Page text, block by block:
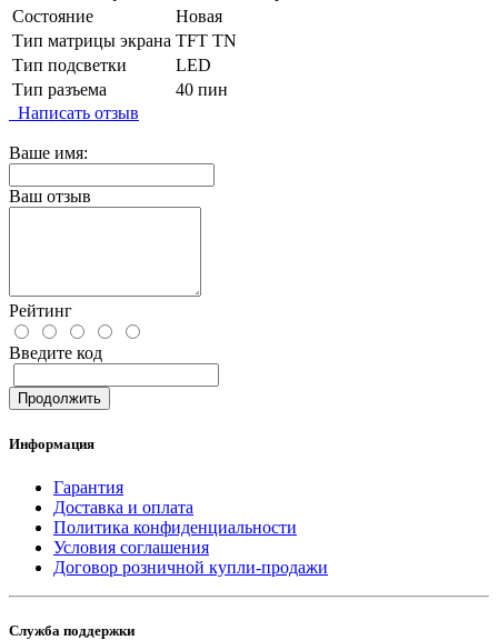
Состояние
Новая
Тип матрицы экрана TFT TN
Тип подсветки
LED
Тип разъема
40 пин
Написать отзыв
Ваше имя:
Ваш отзыв
Рейтинг
Введите код
Продолжить
Информация
Гарантия
Доставка и оплата
Политика конфиденциальности
Условия соглашения
Договор розничной купли-продажи
Служба поддержки